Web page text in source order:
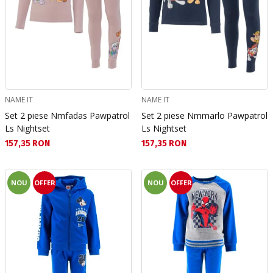
NAME IT
Set 2 piese Nmfadas Pawpatrol
Ls Nightset
Текуща цена:
157,35 RON
NAME IT
Set 2 piese Nmmarlo Pawpatrol
Ls Nightset
Текуща цена:
157,35 RON
NOU OFFER NOU OFFER